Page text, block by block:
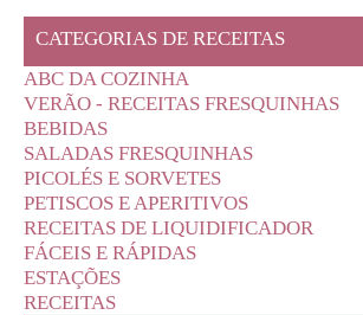
CATEGORIAS DE RECEITAS
ABC DA COZINHA
VERÃO - RECEITAS FRESQUINHAS
BEBIDAS
SALADAS FRESQUINHAS
PICOLÉS E SORVETES
PETISCOS E APERITIVOS
RECEITAS DE LIQUIDIFICADOR
FÁCEIS E RÁPIDAS
ESTAÇÕES
RECEITAS